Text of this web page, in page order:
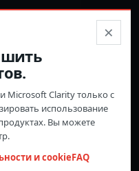
характеристики и
Ltd. Все права
×
Microsoft Clarity только с
использование
Вы можете
и cookieFAQ